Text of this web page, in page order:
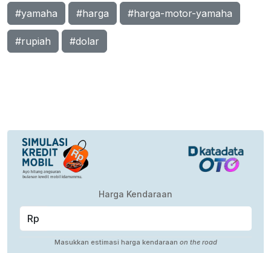
#yamaha #harga #harga-motor-yamaha
#rupiah #dolar